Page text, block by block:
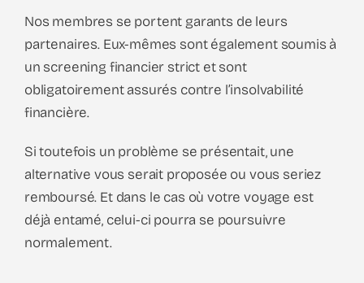
Nos membres se portent garants de leurs
partenaires. Eux-mêmes sont également soumis à
un screening financier strict et sont
obligatoirement assurés contre l’insolvabilité
financière.
Si toutefois un problème se présentait, une
alternative vous serait proposée ou vous seriez
remboursé. Et dans le cas où votre voyage est
déjà entamé, celui-ci pourra se poursuivre
normalement.